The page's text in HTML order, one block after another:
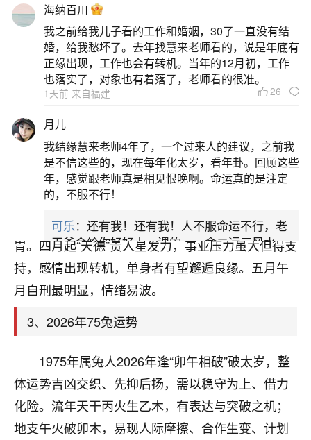
感情上“咸池”临门，已婚者须防误会与外界诱惑，单
身者则有正缘浮现。下半年运势回暖，天喜、六合
吉星加持，利于关系修复、合作推进及个人成长。
2、75的兔2026年的每月运势
1975年属兔人2026年每月运势整体呈现“破太
岁”带来的挑战与吉星助力并存的特点。正月到三月
为运势低谷期，事业易遇口舌是非、项目受阻，需
谨言慎行；财运有意外支出，健康注意肝胆与肠
胃。四月起“天德”贵人星发力，事业压力虽大但得支
持，感情出现转机，单身者有望邂逅良缘。五月午
月自刑最明显，情绪易波。
3、2026年75兔运势
1975年属兔人2026年逢“卯午相破”破太岁，整
体运势吉凶交织、先抑后扬，需以稳守为上、借力
化险。流年天干丙火生乙木，有表达与突破之机；
地支午火破卯木，易现人际摩擦、合作生变、计划
海纳百川
我之前给我儿子看的工作和婚姻，30了一直没有结
婚，给我愁坏了。去年找慧来老师看的，说是年底有
正缘出现，工作也会有转机。当年的12月初，工作
也落实了，对象也有着落了，老师看的很准。
1天前 来自福建 26
月儿
我结缘慧来老师4年了，一个过来人的建议，之前我
是不信这些的，现在每年化太岁，看年卦。回顾这些
年，感觉跟老师真是相见恨晚啊。命运真的是注定
的，不服不行！
可乐：还有我！还有我！人不服命运不行，老
天爷会给你好好上一课的。一命二运三风水，
哪样不服都不行！
平安是福：我也是每年找老师化太岁，看年
卦，认识老师3年了，都是缘分啊！
17分钟前 来自湖北
心若莲花
我是做餐饮的，这两年，生意屡屡受挫，店开一家关
一家，要么生意不好，生意好的就出事。前些年攒的
家底快败光了，真是倒霉！我也想找人看看到底怎么
回事？